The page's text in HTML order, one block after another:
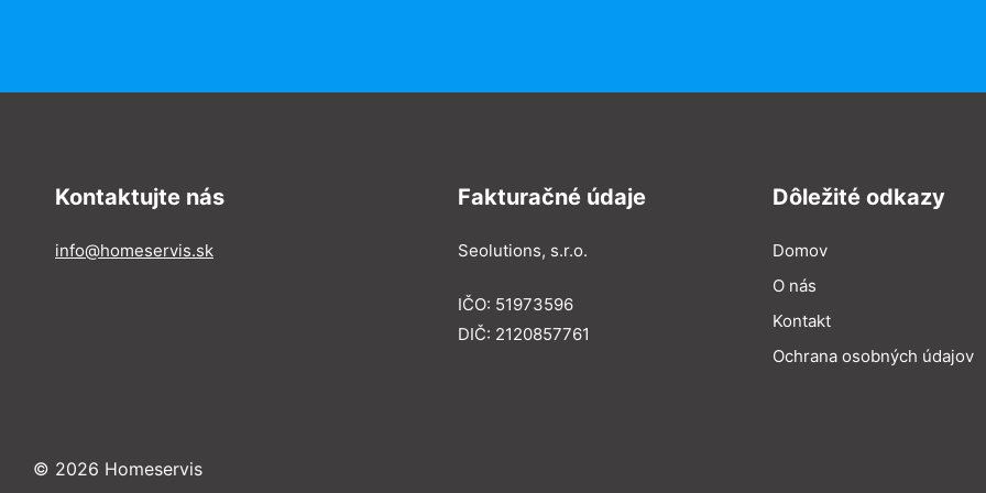
Kontaktujte nás
info@homeservis.sk
Fakturačné údaje
Seolutions, s.r.o.
IČO: 51973596
DIČ: 2120857761
Dôležité odkazy
Domov
O nás
Kontakt
Ochrana osobných údajov
© 2026 Homeservis